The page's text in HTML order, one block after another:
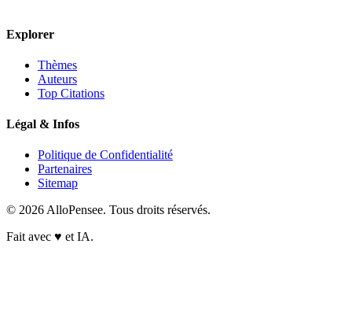
Explorer
Thèmes
Auteurs
Top Citations
Légal & Infos
Politique de Confidentialité
Partenaires
Sitemap
© 2026 AlloPensee. Tous droits réservés.
Fait avec ♥ et IA.